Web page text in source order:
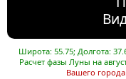
Широта: 55.75; Долгота:
Расчет фазы Луны на
Вашего города